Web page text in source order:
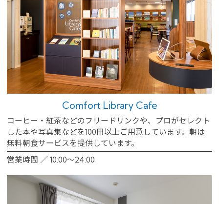
Comfort Library Cafe
コーヒー・紅茶などのフリードリンクや、プロがセレクト
した本や写真集などを100冊以上ご用意しています。朝は
無料朝食サービスを提供しています。
営業時間 ／ 10:00～24:00